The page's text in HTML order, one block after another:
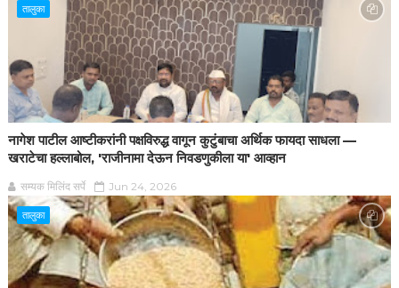
तालुका
नागेश पाटील आष्टीकरांनी पक्षविरुद्ध वागून कुटुंबाचा अर्थिक फायदा साधला —
खराटेचा हल्लाबोल, 'राजीनामा देऊन निवडणुकीला या' आव्हान
सम्यक मिलिंद सर्पे Jun 24, 2026
तालुका